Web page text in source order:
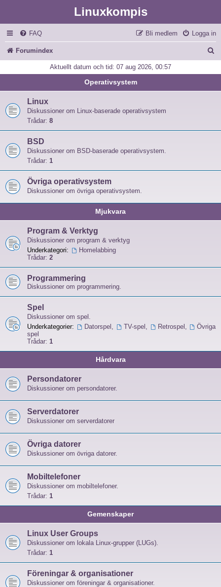
Linuxkompis
FAQ Logga in
Bli medlem
Forumindex
Aktuellt datum och tid: 07 aug 2026, 00:57
Operativsystem
Linux
Diskussioner om Linux-baserade operativsystem
Trådar: 8
BSD
Diskussioner om BSD-baserade operativsystem.
Trådar: 1
Övriga operativsystem
Diskussioner om övriga operativsystem.
Mjukvara
Program & Verktyg
Diskussioner om program & verktyg
Underkategori:
Homelabbing
Trådar: 2
Programmering
Diskussioner om programmering.
Spel
Diskussioner om spel.
Underkategorier:
Datorspel , TV-spel , Retrospel ,
Övriga
spel
Trådar: 1
Hårdvara
Persondatorer
Diskussioner om persondatorer.
Serverdatorer
Diskussioner om serverdatorer
Övriga datorer
Diskussioner om övriga datorer.
Mobiltelefoner
Diskussioner om mobiltelefoner.
Trådar: 1
Gemenskaper
Linux User Groups
Diskussioner om lokala Linux-grupper (LUGs).
Trådar: 1
Föreningar & organisationer
Diskussioner om föreningar & organisationer.